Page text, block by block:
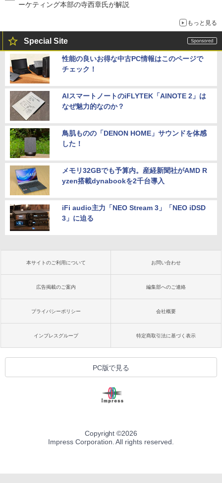
ーケティング本部の寺西章氏が解説
もっと見る
Special Site
性能の良いお得な中古PC情報はこのページで
チェック！
AIスマートノートのiFLYTEK「AINOTE 2」は
なぜ魅力的なのか？
鳥肌ものの「DENON HOME」サウンドを体感
した！
メモリ32GBでも予算内。産経新聞社がAMD R
yzen搭載dynabookを2千台導入
iFi audio主力「NEO Stream 3」「NEO iDSD
3」に迫る
本サイトのご利用について お問い合わせ
広告掲載のご案内 編集部へのご連絡
プライバシーポリシー 会社概要
インプレスグループ 特定商取引法に基づく表示
PC版で見る
Copyright ©2026
Impress Corporation. All rights reserved.